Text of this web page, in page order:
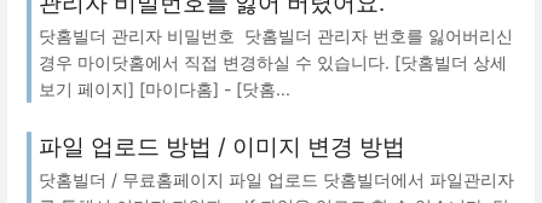
닷홈빌더 관리자 비밀번호 닷홈빌더 관리자 번호를 잃어버리신
경우 마이닷홈에서 직접 변경하실 수 있습니다. [닷홈빌더 상세
보기 페이지] [마이다홈] - [닷홈...
파일 업로드 방법 / 이미지 변경 방법
닷홈빌더 / 무료홈페이지 파일 업로드 닷홈빌더에서 파일관리자